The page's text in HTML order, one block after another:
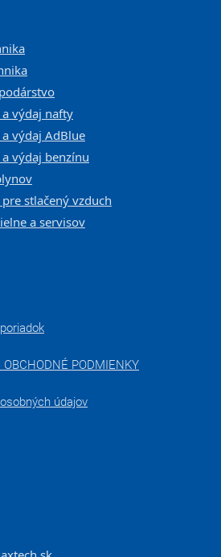
výdaj nafty
výdaj AdBlue
výdaj benzínu
stlačený vzduch
a servisov
OBCHODNÉ PODMIENKY
údajov